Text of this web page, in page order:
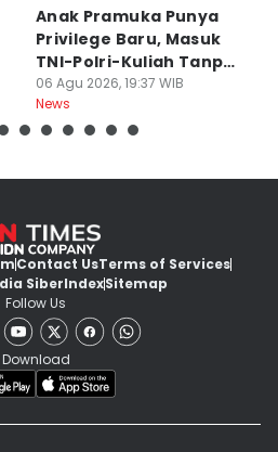
Anak Pramuka Punya
Privilege Baru, Masuk
TNI-Polri-Kuliah Tanpa
Tes
06 Agu 2026, 19:37 WIB
News
Contact UsTerms of Services
SiberIndexSitemap
Follow Us
Download